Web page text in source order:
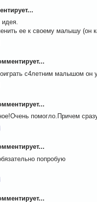
идея.
ее к своему малышу (он
с4летним малышом он
помогло.Причем
попробую